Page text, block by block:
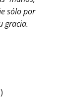
sólo por
gracia.